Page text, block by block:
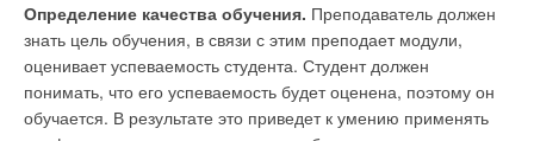
Определение качества обучения. Преподаватель должен
знать цель обучения, в связи с этим преподает модули,
оценивает успеваемость студента. Студент должен
понимать, что его успеваемость будет оценена, поэтому он
обучается. В результате это приведет к умению применять